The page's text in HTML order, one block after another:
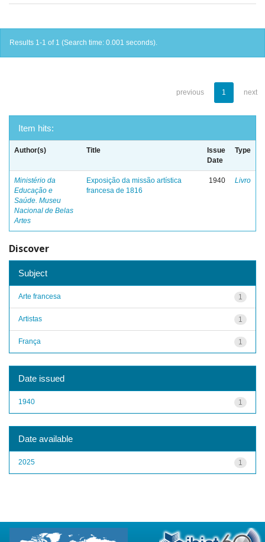
Results 1-1 of 1 (Search time: 0.001 seconds).
previous 1 next
Item hits:
Author(s) Title
Issue
Date
Type
Ministério da
Educação e
Saúde. Museu
Nacional de Belas
Artes
Exposição da missão artística
francesa de 1816
1940 Livro
Discover
Subject
1
Arte francesa
1
Artistas
1
França
Date issued
1
1940
Date available
1
2025